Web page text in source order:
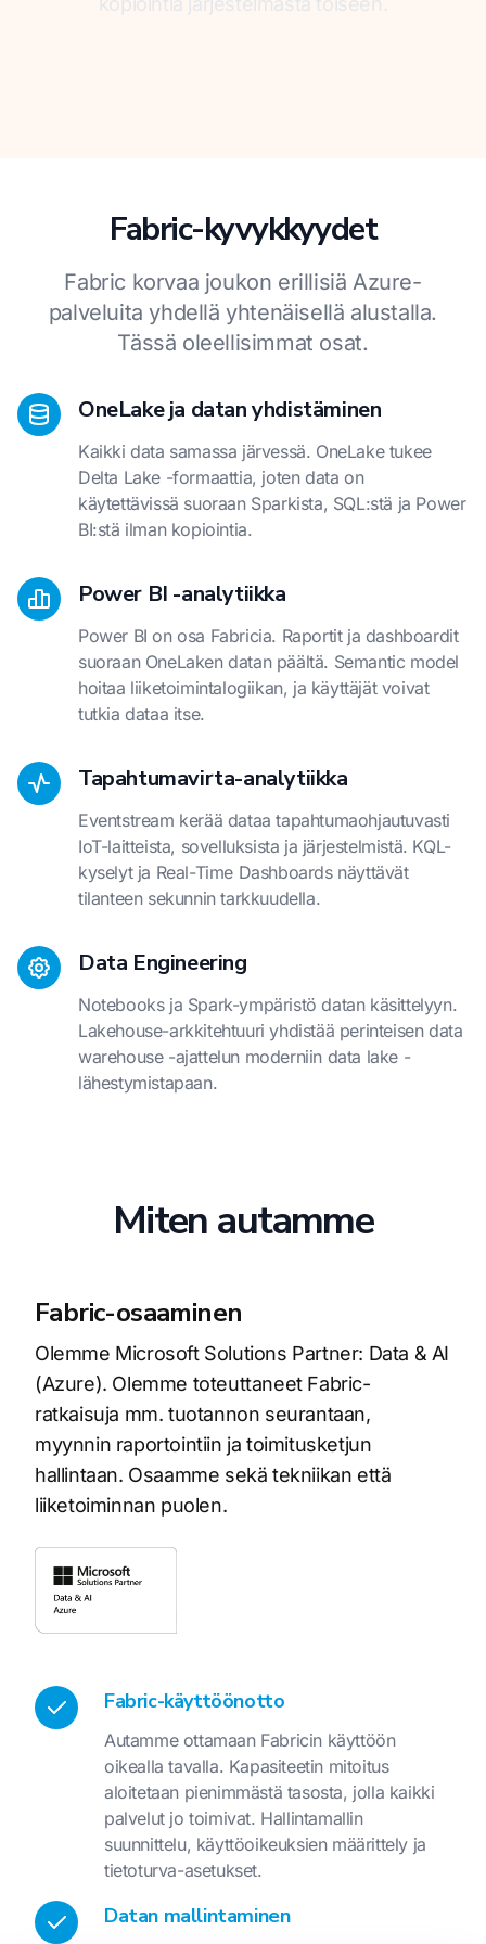
Fabric-kyvykkyydet
Fabric korvaa joukon erillisiä Azure-
palveluita yhdellä yhtenäisellä alustalla.
Tässä oleellisimmat osat.
OneLake ja datan yhdistäminen
Kaikki data samassa järvessä. OneLake tukee
Delta Lake -formaattia, joten data on
käytettävissä suoraan Sparkista, SQL:stä ja Power
BI:stä ilman kopiointia.
Power BI -analytiikka
Power BI on osa Fabricia. Raportit ja dashboardit
suoraan OneLaken datan päältä. Semantic model
hoitaa liiketoimintalogiikan, ja käyttäjät voivat
tutkia dataa itse.
Tapahtumavirta-analytiikka
Eventstream kerää dataa tapahtumaohjautuvasti
IoT-laitteista, sovelluksista ja järjestelmistä. KQL-
kyselyt ja Real-Time Dashboards näyttävät
tilanteen sekunnin tarkkuudella.
Data Engineering
Notebooks ja Spark-ympäristö datan käsittelyyn.
Lakehouse-arkkitehtuuri yhdistää perinteisen data
warehouse -ajattelun moderniin data lake -
lähestymistapaan.
Miten autamme
Fabric-osaaminen
Olemme Microsoft Solutions Partner: Data & AI
(Azure). Olemme toteuttaneet Fabric-
ratkaisuja mm. tuotannon seurantaan,
myynnin raportointiin ja toimitusketjun
hallintaan. Osaamme sekä tekniikan että
liiketoiminnan puolen.
Fabric-käyttöönotto
Autamme ottamaan Fabricin käyttöön
oikealla tavalla. Kapasiteetin mitoitus
aloitetaan pienimmästä tasosta, jolla kaikki
palvelut jo toimivat. Hallintamallin
suunnittelu, käyttöoikeuksien määrittely ja
tietoturva-asetukset.
Datan mallintaminen